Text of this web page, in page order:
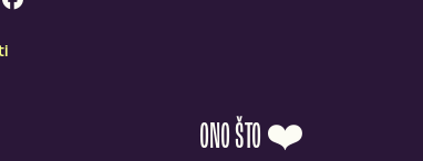
ONO ŠTO ❤️